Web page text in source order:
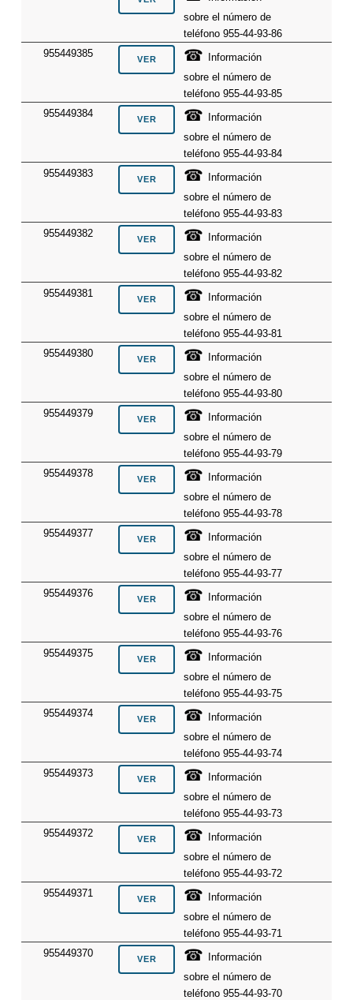
sobre el número de
teléfono 955-44-93-86
955449385
☎ Información
sobre el número de
teléfono 955-44-93-85
955449384
☎ Información
sobre el número de
teléfono 955-44-93-84
955449383
☎ Información
sobre el número de
teléfono 955-44-93-83
955449382
☎ Información
sobre el número de
teléfono 955-44-93-82
955449381
☎ Información
sobre el número de
teléfono 955-44-93-81
955449380
☎ Información
sobre el número de
teléfono 955-44-93-80
955449379
☎ Información
sobre el número de
teléfono 955-44-93-79
955449378
☎ Información
sobre el número de
teléfono 955-44-93-78
955449377
☎ Información
sobre el número de
teléfono 955-44-93-77
955449376
☎ Información
sobre el número de
teléfono 955-44-93-76
955449375
☎ Información
sobre el número de
teléfono 955-44-93-75
955449374
☎ Información
sobre el número de
teléfono 955-44-93-74
955449373
☎ Información
sobre el número de
teléfono 955-44-93-73
955449372
☎ Información
sobre el número de
teléfono 955-44-93-72
955449371
☎ Información
sobre el número de
teléfono 955-44-93-71
955449370
☎ Información
sobre el número de
teléfono 955-44-93-70